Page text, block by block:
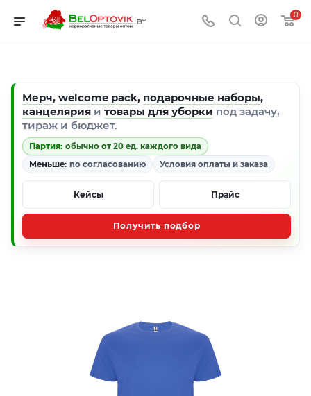
0
Мерч, welcome pack, подарочные наборы,
канцелярия и товары для уборки под задачу,
тираж и бюджет.
Партия: обычно от 20 ед. каждого вида
Меньше: по согласованию Условия оплаты и заказа
Кейсы Прайс
Получить подбор